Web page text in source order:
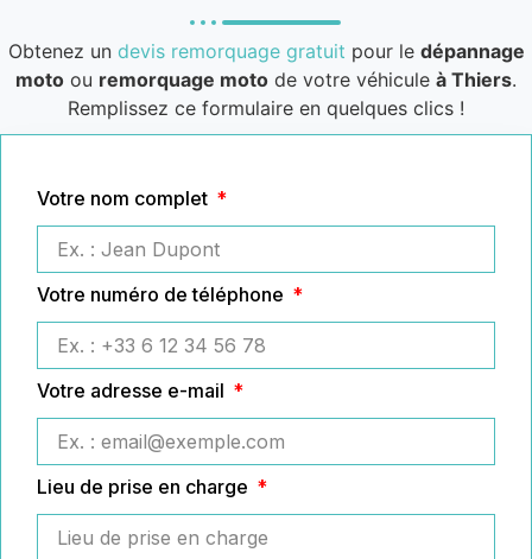
Obtenez un devis remorquage gratuit pour le dépannage
moto ou remorquage moto de votre véhicule à Thiers.
Remplissez ce formulaire en quelques clics !
Votre nom complet
Votre numéro de téléphone
Votre adresse e-mail
Lieu de prise en charge